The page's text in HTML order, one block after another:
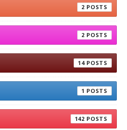
2
2
14
1
142